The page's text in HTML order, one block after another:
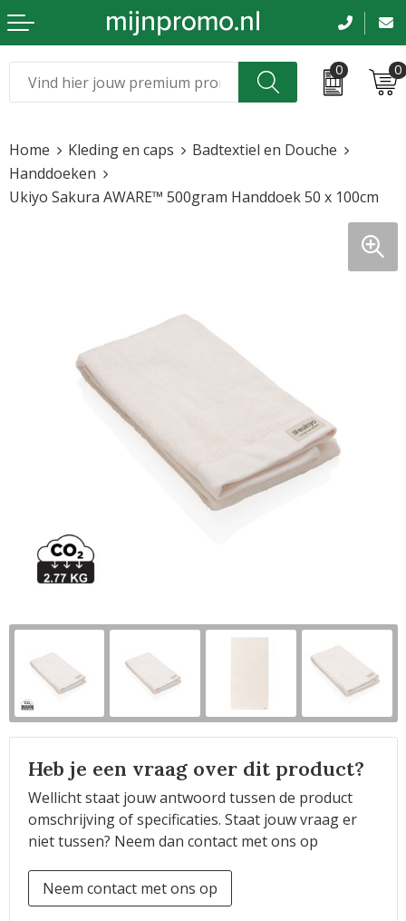
0 0
Kleding & caps
Sportkleding
Beurs en evenementen
Bloemen en planten
Sinterklaas
Voetbal, EK en WK
Home Kleding en caps
Badtextiel en Douche
Handdoeken
Ukiyo Sakura AWARE™ 500gram Handdoek 50 x 100cm
Heb je een vraag over dit product?
Wellicht staat jouw antwoord tussen de product
omschrijving of specificaties. Staat jouw vraag er
niet tussen? Neem dan contact met ons op
Neem contact met ons op